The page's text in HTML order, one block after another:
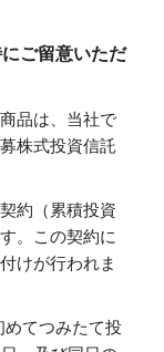
ご留意いただ
品は、当社で
株式投資信託
約（累積投資
。この契約に
けが行われま
てつみたて投